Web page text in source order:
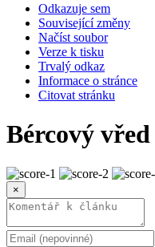
Odkazuje sem
Související změny
Načíst soubor
Verze k tisku
Trvalý odkaz
Informace o stránce
Citovat stránku
Bércový vřed
×